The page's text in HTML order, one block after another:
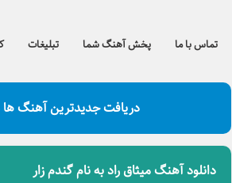
تماس با ما پخش آهنگ شما تبلیغات
دریافت جدیدترین آهنگ ها
دانلود آهنگ میثاق راد به نام گندم زار